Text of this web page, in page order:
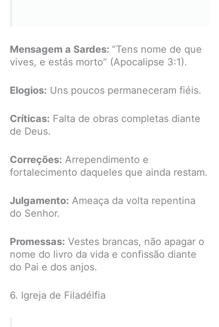
Mensagem a Sardes: “Tens nome de que
vives, e estás morto” (Apocalipse 3:1).
Elogios: Uns poucos permaneceram fiéis.
Críticas: Falta de obras completas diante
de Deus.
Correções: Arrependimento e
fortalecimento daqueles que ainda restam.
Julgamento: Ameaça da volta repentina
do Senhor.
Promessas: Vestes brancas, não apagar o
nome do livro da vida e confissão diante
do Pai e dos anjos.
6. Igreja de Filadélfia